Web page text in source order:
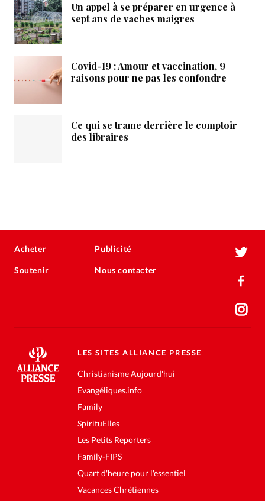
Un appel à se préparer en urgence à
sept ans de vaches maigres
Covid-19 : Amour et vaccination, 9
raisons pour ne pas les confondre
Ce qui se trame derrière le comptoir
des libraires
Acheter
Soutenir
Publicité
Nous contacter
LES SITES ALLIANCE PRESSE
Christianisme Aujourd'hui
Evangéliques.info
Family
SpirituElles
Les Petits Reporters
Family-FIPS
Quart d'heure pour l'essentiel
Vacances Chrétiennes